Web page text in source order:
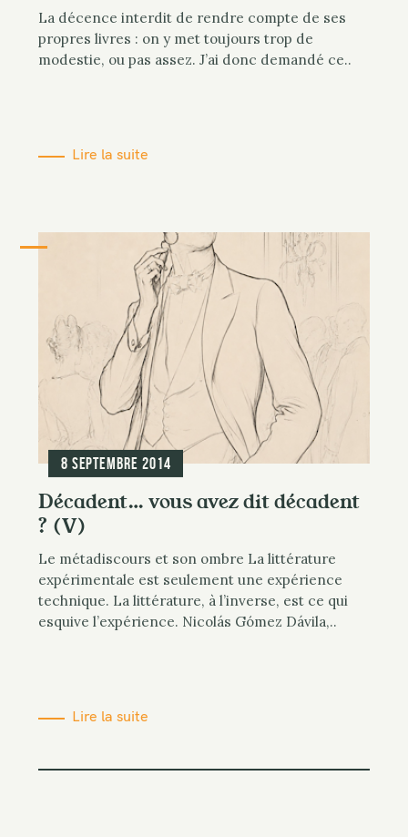
La décence interdit de rendre compte de ses
propres livres : on y met toujours trop de
modestie, ou pas assez. J’ai donc demandé ce..
Lire la suite
8 septembre 2014
Décadent… vous avez dit décadent
? (V)
Le métadiscours et son ombre La littérature
expérimentale est seulement une expérience
technique. La littérature, à l’inverse, est ce qui
esquive l’expérience. Nicolás Gómez Dávila,..
Lire la suite